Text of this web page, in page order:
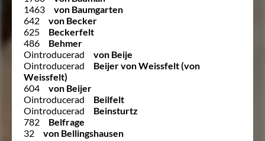
1463
von Baumgarten
642
von Becker
625
Beckerfelt
486
Behmer
Ointroducerad
von Beije
Ointroducerad
Beijer von Weissfelt (von
Weissfelt)
604
von Beijer
Ointroducerad
Beilfelt
Ointroducerad
Beinsturtz
782
Belfrage
32
von Bellingshausen